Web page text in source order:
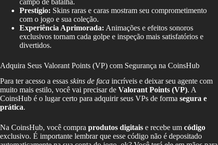
Prestígio: Skins raras e caras mostram seu comprometimento
com o jogo e sua coleção.
Experiência Aprimorada: Animações e efeitos sonoros
exclusivos tornam cada golpe e inspeção mais satisfatórios e
divertidos.
Adquira Seus Valorant Points (VP) com Segurança na CoinsHub
Para ter acesso a essas skins de faca incríveis e deixar seu agente com
muito mais estilo, você vai precisar de Valorant Points (VP). A
CoinsHub é o lugar certo para adquirir seus VPs de forma segura e
prática.
Na CoinsHub, você compra produtos digitais e recebe um código
exclusivo. É importante lembrar que esse código não é depositado